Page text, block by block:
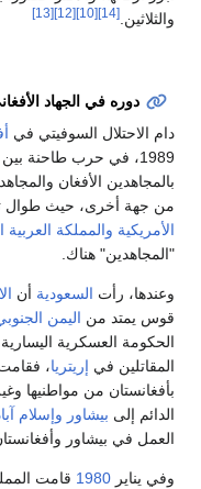
والثلاثين. [14]
[10]
[12]
[13]
دوره في الجهاد
دام الاحتلال السوفيتي في
1989، في حرب طاحنة
بالمجاهدين الأفغان
من جهة أخرى، حيث طوال
الأمريكية والمملكة العربية
"المجاهدين" هناك.
وعندها، رأت السعودية أن
قوس يمتد من اليمن
الحكومة العسكرية
المقاتلين في إريتريا،
بأفغانستان من مواطنيها
الدائم إلى بيشاور وإسلام
العمل في بيشاور
وفي يناير 1980